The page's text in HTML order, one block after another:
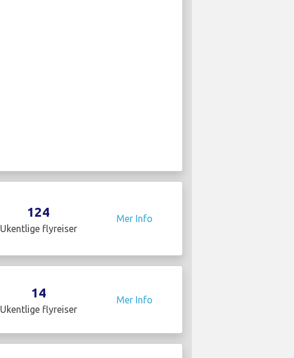
124
Ukentlige flyreiser
Mer Info
14
Ukentlige flyreiser
Mer Info